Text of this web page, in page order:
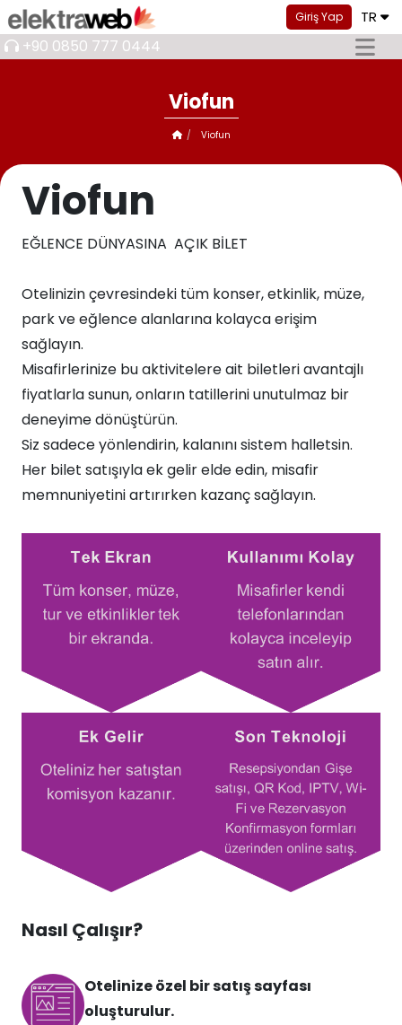
Giriş Yap TR
+90 0850 777 0444
Viofun
Viofun
Viofun
EĞLENCE DÜNYASINA AÇIK BİLET
Otelinizin çevresindeki tüm konser, etkinlik, müze,
park ve eğlence alanlarına kolayca erişim
sağlayın.​​
Misafirlerinize bu aktivitelere ait biletleri avantajlı
fiyatlarla sunun, onların tatillerini unutulmaz bir
deneyime dönüştürün.​
Siz sadece yönlendirin, kalanını sistem halletsin.
Her bilet satışıyla ek gelir elde edin, misafir
memnuniyetini artırırken kazanç sağlayın.
Nasıl Çalışır?
Otelinize özel bir satış sayfası
oluşturulur.